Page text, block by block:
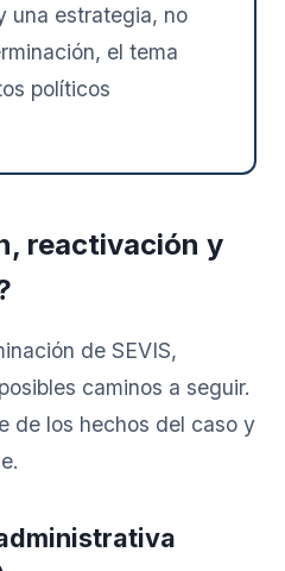
una estrategia, no
el tema
políticos
reactivación y
de SEVIS,
caminos a seguir.
de los hechos del caso y